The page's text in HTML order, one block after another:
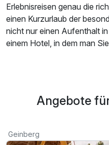
Erlebnisreisen genau die
einen Kurzurlaub der
nicht nur einen Aufenthalt
einem Hotel, in dem man
Freizeitattraktion
kümmern und erhalten mit
Angebote
Geinberg